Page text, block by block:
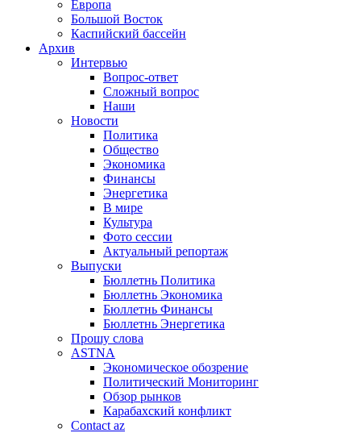
Европа
Большой Восток
Каспийский бассейн
Архив
Интервью
Вопрос-ответ
Сложный вопрос
Наши
Новости
Политика
Общество
Экономика
Финансы
Энергетика
В мире
Культура
Фото сессии
Актуальный репортаж
Выпуски
Бюллетнь Политика
Бюллетнь Экономика
Бюллетнь Финансы
Бюллетнь Энергетика
Прошу слова
ASTNA
Экономическое обозрение
Политический Мониторинг
Обзор рынков
Карабахский конфликт
Contact az